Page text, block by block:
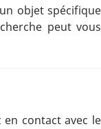
objet spécifique
peut vous
en contact avec le